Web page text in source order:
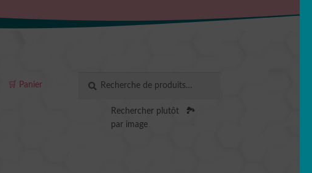
🛒 Panier
pour :
RECHERCHE
Rechercher plutôt
par image
🏞️